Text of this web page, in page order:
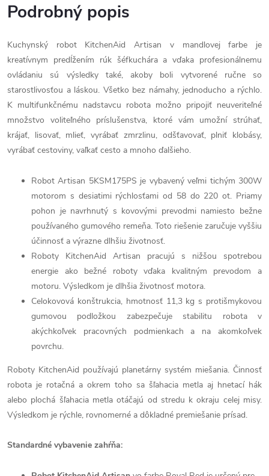
Podrobný popis
Kuchynský robot KitchenAid Artisan v mandlovej farbe je
kreatívnym predĺžením rúk šéfkuchára a vďaka profesionálnemu
ovládaniu sú výsledky také, akoby boli vytvorené ručne so
starostlivosťou a láskou. Všetko bez námahy, jednoducho a rýchlo.
K multifunkčnému nadstavcu robota možno pripojiť neuveriteľné
množstvo voliteľného príslušenstva, ktoré vám umožní strúhať,
krájať, lisovať, mlieť, vyrábať zmrzlinu, odšťavovať, plniť klobásy,
vyrábať cestoviny, vaľkať cesto a mnoho ďalšieho.
Robot Artisan 5KSM175PS je vybavený veľmi tichým 300W
motorom s desiatimi rýchlosťami od 58 do 220 ot. Priamy
pohon je navrhnutý s kovovými prevodmi namiesto bežne
používaného gumového remeňa. Toto riešenie zaručuje vyššiu
účinnosť a výrazne dlhšiu životnosť.
Roboty KitchenAid Artisan pracujú s nižšou spotrebou
energie ako bežné roboty vďaka kvalitným prevodom a
motoru. Výsledkom je dlhšia životnosť motora.
Celokovová konštrukcia, hmotnosť 11,3 kg s protišmykovou
gumovou podložkou zabezpečuje stabilitu robota v
akýchkoľvek pracovných podmienkach a na akomkoľvek
povrchu.
Roboty KitchenAid používajú planetárny systém miešania. Činnosť
robota je rotačná a okrem toho sa šľahacia metla aj hnetací hák
alebo plochá šľahacia metla otáčajú od stredu k okraju celej misy.
Výsledkom je rýchle, rovnomerné a dôkladné premiešanie prísad.
Standardné vybavenie zahŕňa: